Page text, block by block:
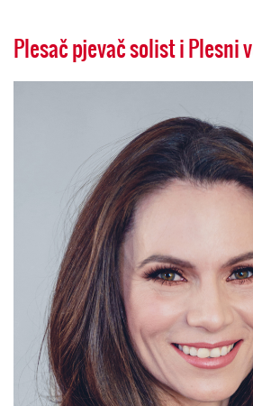
Plesač pjevač solist i Plesni